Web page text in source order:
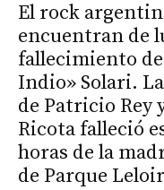
El rock
encuentran de
fallecimiento
Indio» Solari.
de Patricio Rey
Ricota falleció
horas de la
de Parque